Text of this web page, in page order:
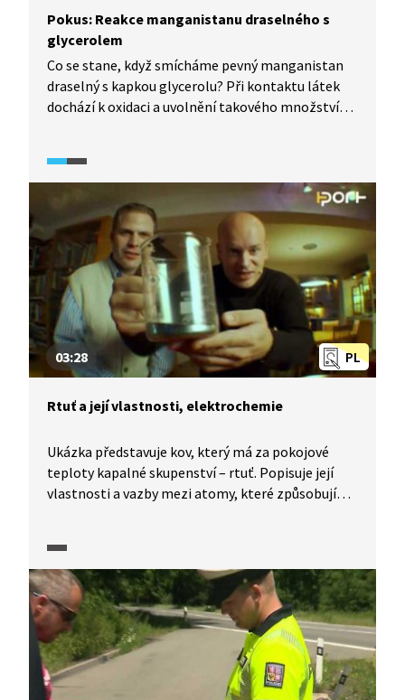
Pokus: Reakce manganistanu draselného s
glycerolem
Co se stane, když smícháme pevný manganistan
draselný s kapkou glycerolu? Při kontaktu látek
dochází k oxidaci a uvolnění takového množství
PL
03:28
Rtuť a její vlastnosti, elektrochemie
Ukázka představuje kov, který má za pokojové
teploty kapalné skupenství – rtuť. Popisuje její
vlastnosti a vazby mezi atomy, které způsobují